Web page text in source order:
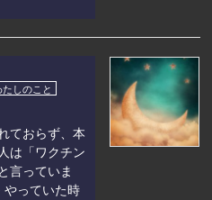
たしのこと
ておらず、本
は「ワクチン
言っていま
やっていた時